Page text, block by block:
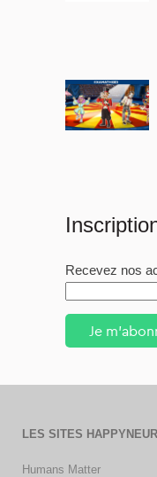
Recevez nos
Je
LES SITES
Humans Matter